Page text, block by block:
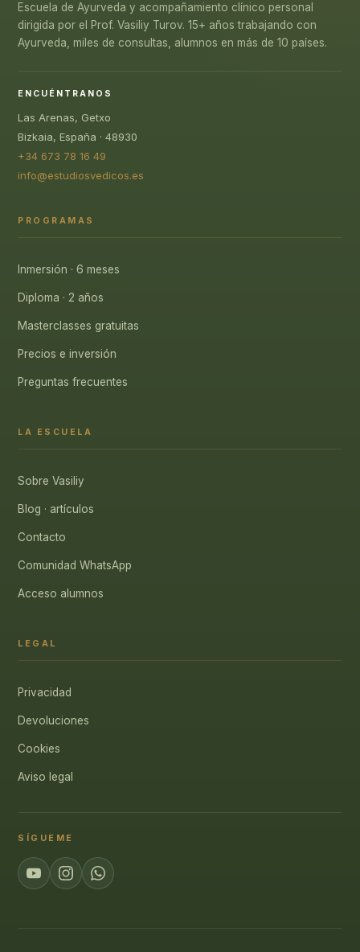
Escuela de Ayurveda y acompañamiento clínico personal
dirigida por el Prof. Vasiliy Turov. 15+ años trabajando con
Ayurveda, miles de consultas, alumnos en más de 10 países.
ENCUÉNTRANOS
Las Arenas, Getxo
Bizkaia, España · 48930
+34 673 78 16 49
info@estudiosvedicos.es
PROGRAMAS
Inmersión · 6 meses
Diploma · 2 años
Masterclasses gratuitas
Precios e inversión
Preguntas frecuentes
LA ESCUELA
Sobre Vasiliy
Blog · artículos
Contacto
Comunidad WhatsApp
Acceso alumnos
LEGAL
Privacidad
Devoluciones
Cookies
Aviso legal
SÍGUEME